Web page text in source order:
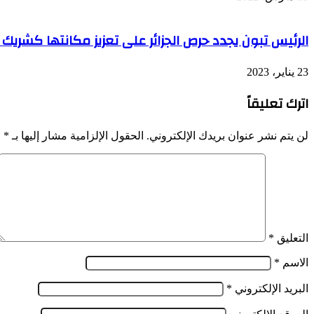
الرئيس تبون يجدد حرص الجزائر على تعزيز مكانتها كشريك
23 يناير، 2023
اترك تعليقاً
لن يتم نشر عنوان بريدك الإلكتروني. الحقول الإلزامية مشار إليها بـ *
التعليق *
الاسم *
البريد الإلكتروني *